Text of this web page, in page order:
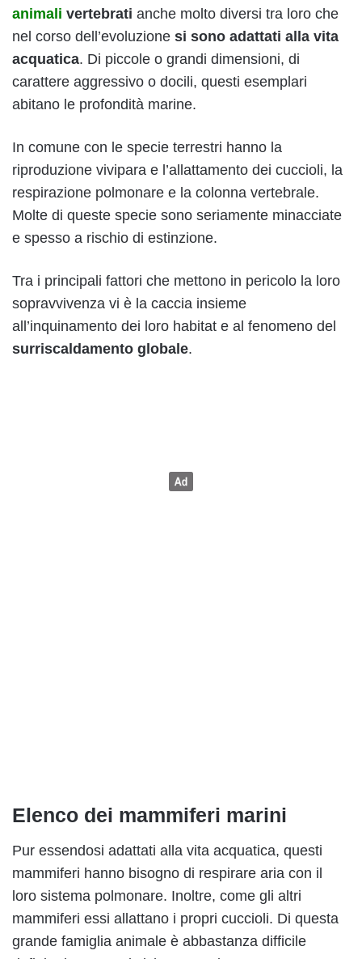
animali vertebrati anche molto diversi tra loro che
nel corso dell’evoluzione si sono adattati alla vita
acquatica. Di piccole o grandi dimensioni, di
carattere aggressivo o docili, questi esemplari
abitano le profondità marine.
In comune con le specie terrestri hanno la
riproduzione vivipara e l’allattamento dei cuccioli, la
respirazione polmonare e la colonna vertebrale.
Molte di queste specie sono seriamente minacciate
e spesso a rischio di estinzione.
Tra i principali fattori che mettono in pericolo la loro
sopravvivenza vi è la caccia insieme
all’inquinamento dei loro habitat e al fenomeno del
surriscaldamento globale.
Elenco dei mammiferi marini
Pur essendosi adattati alla vita acquatica, questi
mammiferi hanno bisogno di respirare aria con il
loro sistema polmonare. Inoltre, come gli altri
mammiferi essi allattano i propri cuccioli. Di questa
grande famiglia animale è abbastanza difficile